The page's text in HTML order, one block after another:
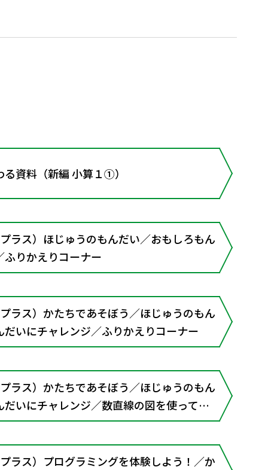
資料（新編 小算１①）
ラス）ほじゅうのもんだい／おもしろもん
りかえりコーナー
ラス）かたちであそぼう／ほじゅうのもん
だいにチャレンジ／ふりかえりコーナー
ラス）かたちであそぼう／ほじゅうのもん
いにチャレンジ／数直線の図を使って考
えりコーナー
ラス）プログラミングを体験しよう！／か